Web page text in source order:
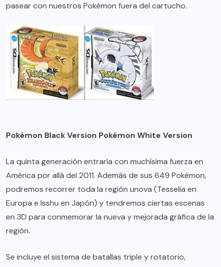
pasear con nuestros Pokémon fuera del cartucho.
Pokémon Black Version Pokémon White Version
La quinta generación entraría con muchísima fuerza en
América por allá del 2011. Además de sus 649 Pokémon,
podremos recorrer toda la región unova (Tesselia en
Europa e Isshu en Japón) y tendremos ciertas escenas
en 3D para conmemorar la nueva y mejorada gráfica de la
región.
Se incluye el sistema de batallas triple y rotatorio,